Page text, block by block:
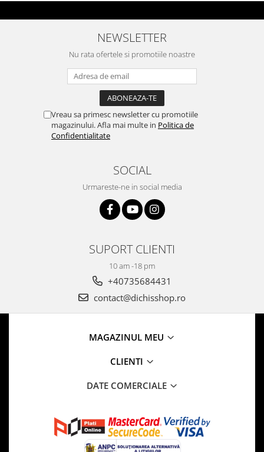
NEWSLETTER
Nu rata ofertele si promotiile noastre
Vreau sa primesc newsletter cu promotiile
magazinului. Afla mai multe in Politica de
Confidentialitate
SOCIAL
Urmareste-ne in social media
SUPORT CLIENTI
10 am -18 pm
+40735684431
contact@dichisshop.ro
MAGAZINUL MEU
CLIENTI
DATE COMERCIALE